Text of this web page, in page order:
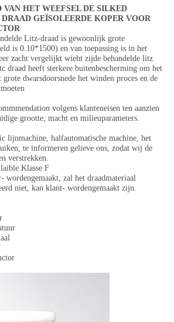
VAN HET WEEFSEL DE SILKED
GEÏSOLEERDE KOPER VOOR
Litz-draad is gewoonlijk grote
is 0.10*1500) en van toepassing is in het
zacht vergelijkt wieht zijde behandelde litz
draad heeft sterkere buitenbescherming om het
dwarsdoorsnede het winden proces en de
volgens klanteneisen ten aanzien
grootte, macht en milieuparameters.
lijnmachine, halfautomatische machine, het
te informeren gelieve ons, zodat wij de
verstrekken.
Klasse F
wordengemaakt, zal het draadmateriaal
niet, kan klant- wordengemaakt zijn.